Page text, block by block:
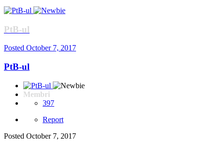
PtB-ul
Posted October 7, 2017
PtB-ul
Membri
397
Report
Posted October 7, 2017